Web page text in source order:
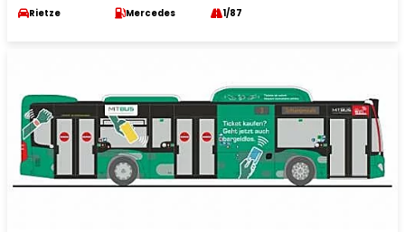
Rietze Mercedes 1/87